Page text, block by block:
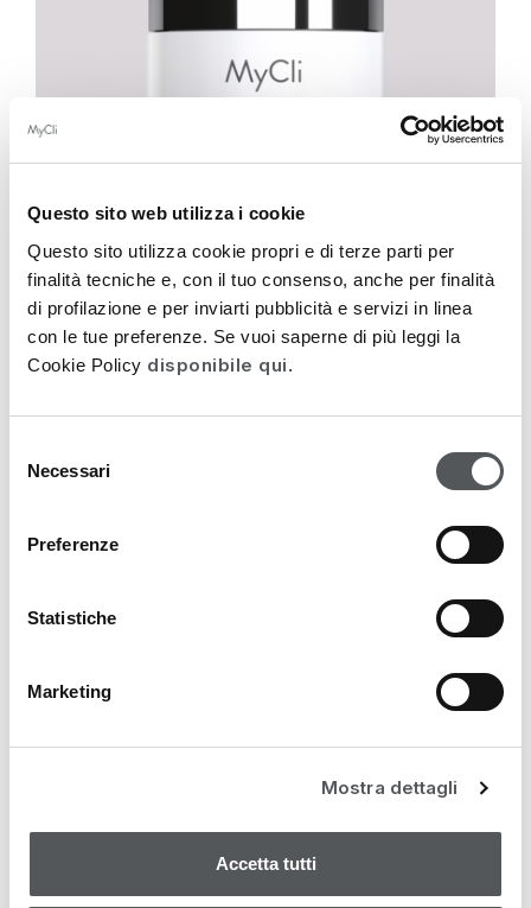
Questo sito web utilizza i cookie
Questo sito utilizza cookie propri e di terze parti per
finalità tecniche e, con il tuo consenso, anche per finalità
di profilazione e per inviarti pubblicità e servizi in linea
con le tue preferenze. Se vuoi saperne di più leggi la
Cookie Policy disponibile qui.
delNecessari
Preferenze
Statistiche
Marketing
Mostra dettagli
Accetta tutti
Pluriattivo 3 Filler-Booster-Creme für einen